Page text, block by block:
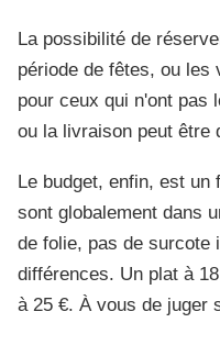
La possibilité de
période de fêtes, ou
pour ceux qui n'ont pas
ou la livraison peut être
Le budget, enfin, est
sont globalement dans
de folie, pas de surcote
différences. Un plat à
à 25 €. À vous de juger